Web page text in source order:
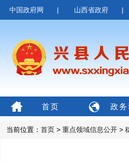
中国政府网 | 山西省政府 |
首页 政
当前位置： 首页 > 重点领域信息公开 >